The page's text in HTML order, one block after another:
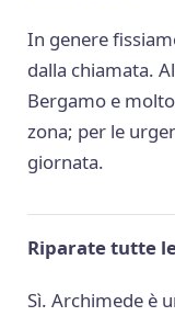
In genere
dalla chiamata.
Bergamo e
zona; per le
giornata.
Riparate tutte
Sì. Archimede è